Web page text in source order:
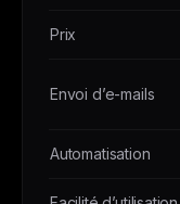
Prix
Envoi d’e-mails
Automatisation